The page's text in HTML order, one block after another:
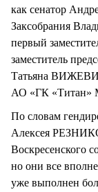
как сенатор
Заксобрания
первый
заместитель
Татьяна
АО «ГК
По словам
Алексея
Воскресенского
но они все
уже выполнен